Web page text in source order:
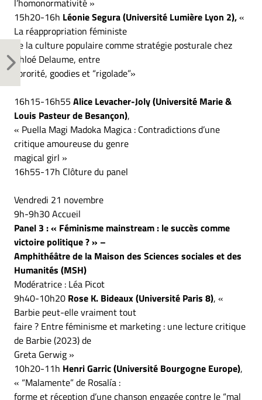
l’homonormativité »
15h20-16h Léonie Segura (Université Lumière Lyon 2),«
La réappropriation féministe
de la culture populaire comme stratégie posturale chez
Chloé Delaume, entre
sororité, goodies et “rigolade”»
16h15-16h55 Alice Levacher-Joly (Université Marie &
Louis Pasteur de Besançon),
« Puella Magi Madoka Magica : Contradictions d’une
critique amoureuse du genre
magical girl »
16h55-17h Clôture du panel
Vendredi 21 novembre
9h-9h30 Accueil
Panel 3 : « Féminisme mainstream : le succès comme
victoire politique ? » –
Amphithéâtre de la Maison des Sciences sociales et des
Humanités (MSH)
Modératrice : Léa Picot
9h40-10h20 Rose K. Bideaux (Université Paris 8), «
Barbie peut-elle vraiment tout
faire ? Entre féminisme et marketing : une lecture critique
de Barbie (2023) de
Greta Gerwig »
10h20-11h Henri Garric (Université Bourgogne Europe),
« “Malamente” de Rosalía :
forme et réception d’une chanson engagée contre le “mal